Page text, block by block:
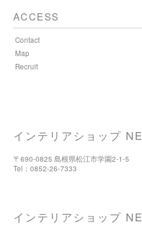
ACCESS
Contact
Map
Recruit
インテリアショップ
〒690-0825 島根県松江市学園2-1-5
Tel：0852-26-7333
インテリアショップ